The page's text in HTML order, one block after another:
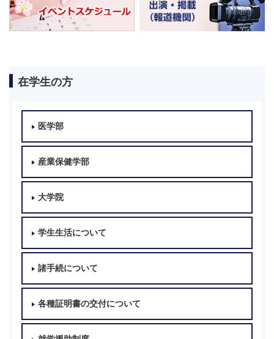
在学生の方
医学部
産業保健学部
大学院
学生生活について
諸手続について
各種証明書の交付について